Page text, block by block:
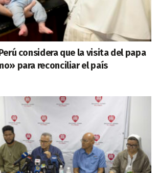
considera que la visita del papa
para reconciliar el país